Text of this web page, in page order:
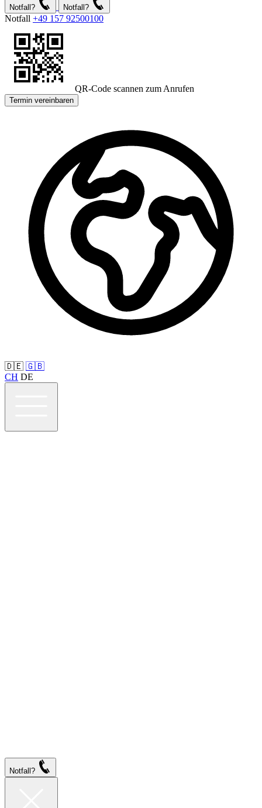
Notfall? Notfall?
Notfall +49 157 92500100
QR-Code scannen zum Anrufen
Termin vereinbaren
🇩🇪 🇬🇧
CH DE
Notfall?